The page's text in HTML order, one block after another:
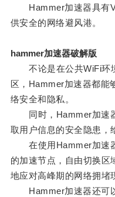
Hammer加速器具有
供安全的网络避风港。
hammer加速器破解版
不论是在公共WiFi环
区，Hammer加速器都能
络安全和隐私。
同时，Hammer加速器
取用户信息的安全隐患，
在使用Hammer加速器
的加速节点，自由切换区
地应对高峰期的网络拥堵
Hammer加速器还可以